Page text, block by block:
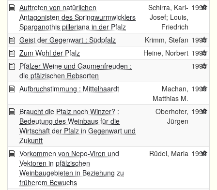
Auftreten von natürlichen
Antagonisten des Springwurmwicklers
Sparganothis pilleriana in der Pfalz
Schirra, Karl-
Josef; Louis,
Friedrich
1995
Geist der Gegenwart : Südpfalz Krimm, Stefan 1995
Zum Wohl der Pfalz
Heine, Norbert 1995
Pfälzer Weine und Gaumenfreuden :
die pfälzischen Rebsorten
1995
Aufbruchstimmung : Mittelhaardt
Machan,
Matthias M.
1995
Braucht die Pfalz noch Winzer? :
Bedeutung des Weinbaus für die
Wirtschaft der Pfalz in Gegenwart und
Zukunft
Oberhofer,
Jürgen
1995
Vorkommen von Nepo-Viren und
Vektoren in pfälzischen
Weinbaugebieten in Beziehung zu
früherem Bewuchs
Rüdel, Maria 1995